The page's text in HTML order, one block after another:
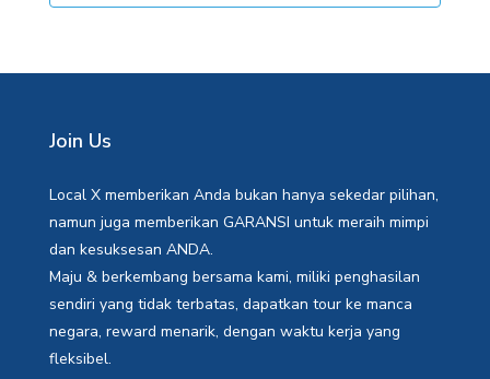
Join Us
Local X memberikan Anda bukan hanya sekedar pilihan,
namun juga memberikan GARANSI untuk meraih mimpi
dan kesuksesan ANDA.
Maju & berkembang bersama kami, miliki penghasilan
sendiri yang tidak terbatas, dapatkan tour ke manca
negara, reward menarik, dengan waktu kerja yang
fleksibel.